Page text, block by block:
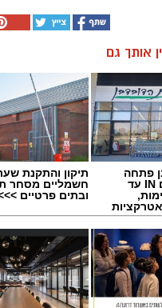
אותך גם
פתחה
סניף במתחם IN עד
תיקון והתקנת
חשמליים מסחר
ובתים פרטיים